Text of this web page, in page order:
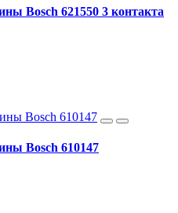
Bosch 621550 3 контакта
Bosch 610147